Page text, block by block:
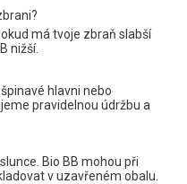
má tvoje zbraň slabší
nižší.
hlavni nebo
pravidelnou údržbu a
Bio BB mohou při
v uzavřeném obalu.